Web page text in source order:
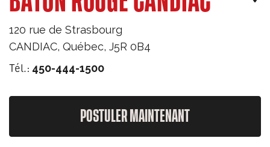
120 rue de Strasbourg
CANDIAC, Québec, J5R 0B4
Tél.: 450-444-1500
POSTULER MAINTENANT